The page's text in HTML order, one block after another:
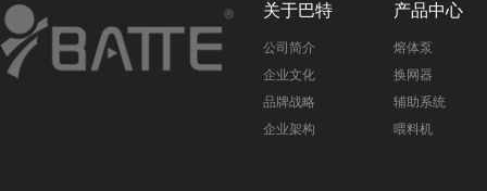
关于巴特
公司简介
企业文化
品牌战略
企业架构
产品中心
熔体泵
换网器
辅助系统
喂料机